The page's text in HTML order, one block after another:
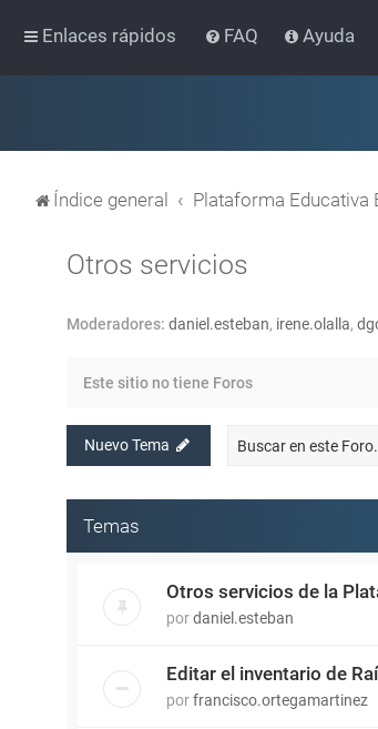
Enlaces rápidos FAQ Ayuda
Índice general Plataforma Educativa
Otros servicios
Moderadores: daniel.esteban, irene.olalla,
Este sitio no tiene Foros
Nuevo Tema
Temas
Otros servicios de la
pordaniel.esteban
Editar el inventario de
porfrancisco.ortegamartinez